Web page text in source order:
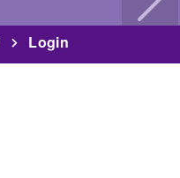
Login